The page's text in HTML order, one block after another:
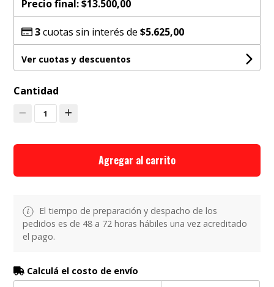
Precio final:$13.500,00
3cuotas sin interés de$5.625,00
Ver cuotas y descuentos
Cantidad
1
Agregar al carrito
El tiempo de preparación y despacho de los
pedidos es de 48 a 72 horas hábiles una vez acreditado
el pago.
Calculá el costo de envío